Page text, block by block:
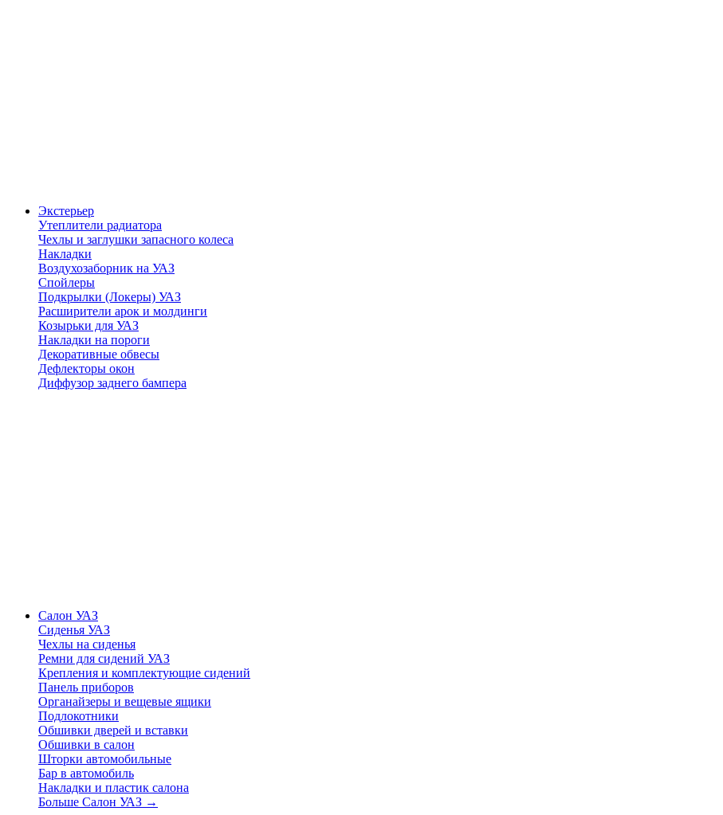
Экстерьер
Утеплители радиатора
Чехлы и заглушки запасного колеса
Накладки
Воздухозаборник на УАЗ
Спойлеры
Подкрылки (Локеры) УАЗ
Расширители арок и молдинги
Козырьки для УАЗ
Накладки на пороги
Декоративные обвесы
Дефлекторы окон
Диффузор заднего бампера
Салон УАЗ
Сиденья УАЗ
Чехлы на сиденья
Ремни для сидений УАЗ
Крепления и комплектующие сидений
Панель приборов
Органайзеры и вещевые ящики
Подлокотники
Обшивки дверей и вставки
Обшивки в салон
Шторки автомобильные
Бар в автомобиль
Накладки и пластик салона
Больше Салон УАЗ →